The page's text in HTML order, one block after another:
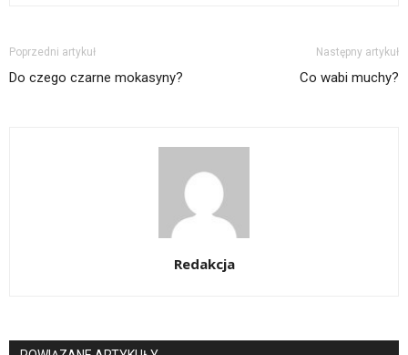
Poprzedni artykuł
Do czego czarne mokasyny?
Następny artykuł
Co wabi muchy?
Redakcja